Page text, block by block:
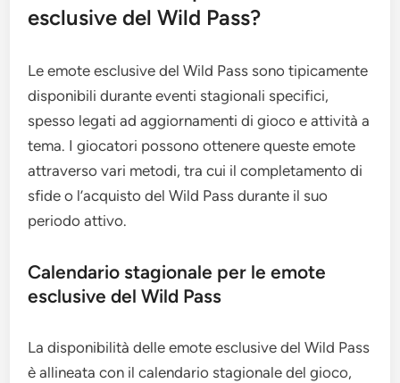
esclusive del Wild Pass?
Le emote esclusive del Wild Pass sono tipicamente
disponibili durante eventi stagionali specifici,
spesso legati ad aggiornamenti di gioco e attività a
tema. I giocatori possono ottenere queste emote
attraverso vari metodi, tra cui il completamento di
sfide o l’acquisto del Wild Pass durante il suo
periodo attivo.
Calendario stagionale per le emote
esclusive del Wild Pass
La disponibilità delle emote esclusive del Wild Pass
è allineata con il calendario stagionale del gioco,